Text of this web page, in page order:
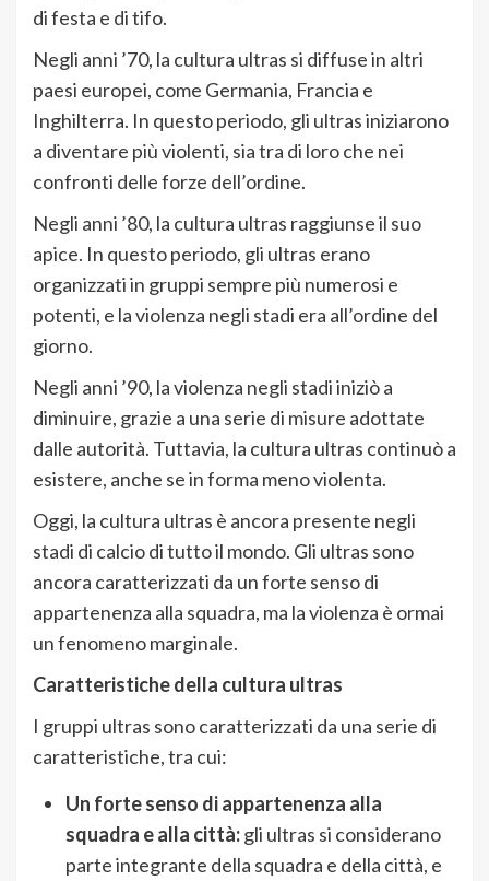
di festa e di tifo.
Negli anni ’70, la cultura ultras si diffuse in altri
paesi europei, come Germania, Francia e
Inghilterra. In questo periodo, gli ultras iniziarono
a diventare più violenti, sia tra di loro che nei
confronti delle forze dell’ordine.
Negli anni ’80, la cultura ultras raggiunse il suo
apice. In questo periodo, gli ultras erano
organizzati in gruppi sempre più numerosi e
potenti, e la violenza negli stadi era all’ordine del
giorno.
Negli anni ’90, la violenza negli stadi iniziò a
diminuire, grazie a una serie di misure adottate
dalle autorità. Tuttavia, la cultura ultras continuò a
esistere, anche se in forma meno violenta.
Oggi, la cultura ultras è ancora presente negli
stadi di calcio di tutto il mondo. Gli ultras sono
ancora caratterizzati da un forte senso di
appartenenza alla squadra, ma la violenza è ormai
un fenomeno marginale.
Caratteristiche della cultura ultras
I gruppi ultras sono caratterizzati da una serie di
caratteristiche, tra cui:
Un forte senso di appartenenza alla
squadra e alla città:gli ultras si considerano
parte integrante della squadra e della città, e